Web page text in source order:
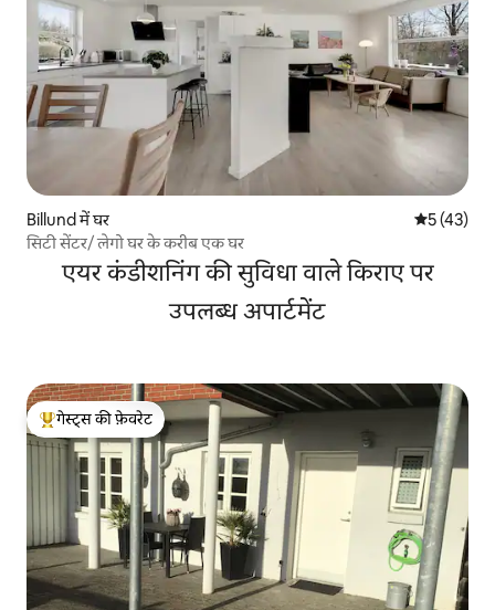
Billund में घर औसत रेटिंग
5 (43)
सिटी सेंटर/ लेगो घर के करीब एक घर
एयर कंडीशनिंग की सुविधा वाले किराए पर
उपलब्ध अपार्टमेंट
गेस्ट्स का टॉप फ़ेवरेट
गेस्ट्स की फ़ेवरेट